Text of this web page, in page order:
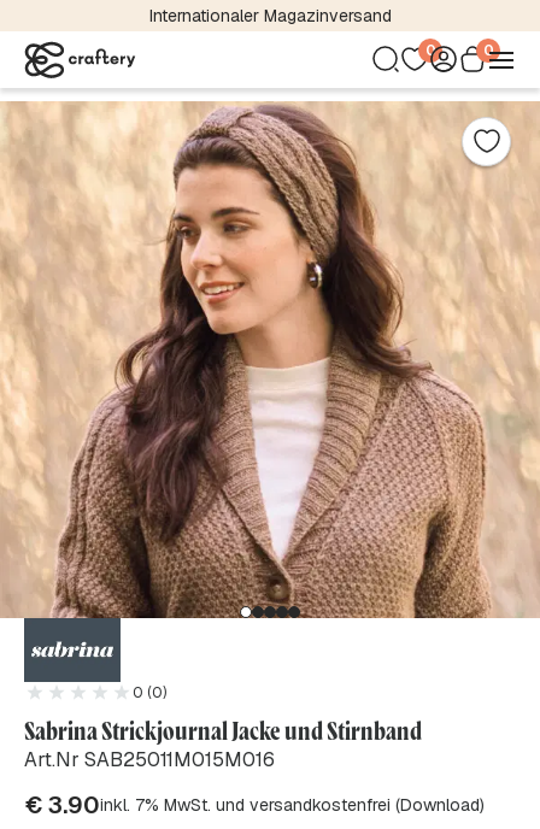
Internationaler Magazinversand
0 0
0 (0)
Sabrina Strickjournal Jacke und Stirnband
Art.Nr SAB25011M015M016
€3.90inkl. 7% MwSt. und versandkostenfrei (Download)